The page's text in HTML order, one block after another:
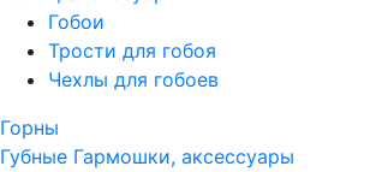
Гобои
Трости для гобоя
Чехлы для гобоев
Горны
Губные Гармошки, аксессуары